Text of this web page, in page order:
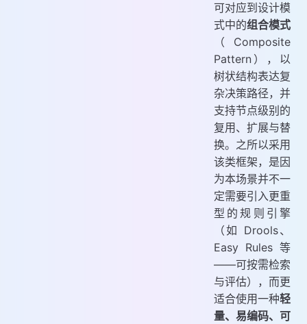
可对应到设计模
式中的组合模式
（Composite
Pattern），以
树状结构表达复
杂决策路径，并
支持节点级别的
复用、扩展与替
换。之所以采用
该类框架，是因
为本场景并不一
定需要引入更重
型的规则引擎
（如 Drools、
Easy Rules 等
——可按需检索
与评估），而更
适合使用一种轻
量、易编码、可